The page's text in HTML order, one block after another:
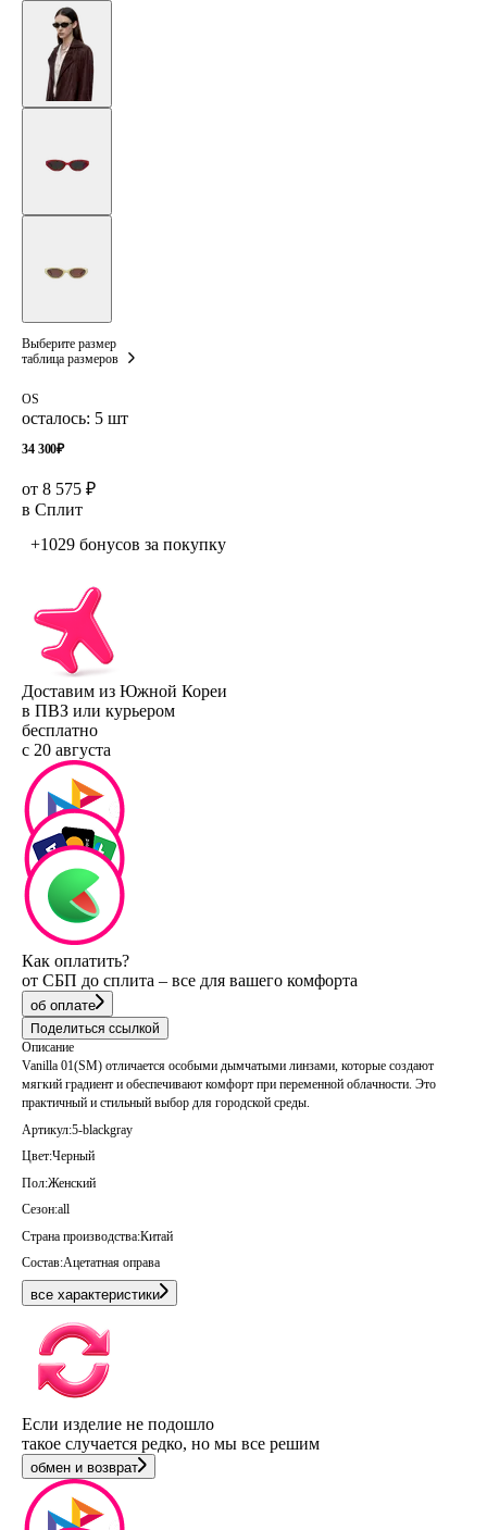
Выберите размер
таблица размеров
OS
осталось: 5 шт
34 300₽
от 8 575 ₽
в Сплит
+1029 бонусов за покупку
Доставим из Южной Кореи
в ПВЗ или курьером
бесплатно
с 20 августа
Как оплатить?
от СБП до сплита – все для вашего комфорта
об оплате
Поделиться ссылкой
Описание
Vanilla 01(SM) отличается особыми дымчатыми линзами, которые создают
мягкий градиент и обеспечивают комфорт при переменной облачности. Это
практичный и стильный выбор для городской среды.
Артикул:5-blackgray
Цвет:Черный
Пол:Женский
Сезон:all
Страна производства:Китай
Состав:Ацетатная оправа
все характеристики
Если изделие не подошло
такое случается редко, но мы все решим
обмен и возврат